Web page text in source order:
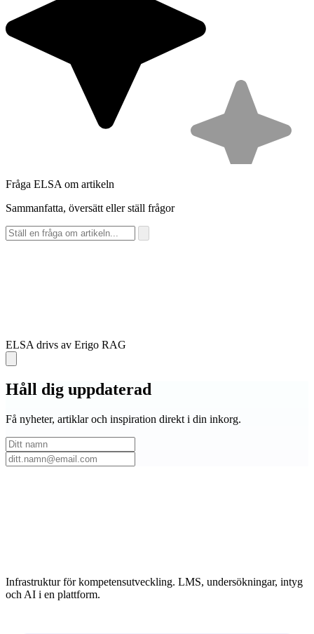
Fråga ELSA om artikeln
Sammanfatta, översätt eller ställ frågor
ELSA drivs av Erigo RAG
Håll dig uppdaterad
Få nyheter, artiklar och inspiration direkt i din inkorg.
Infrastruktur för kompetensutveckling. LMS, undersökningar, intyg
och AI i en plattform.